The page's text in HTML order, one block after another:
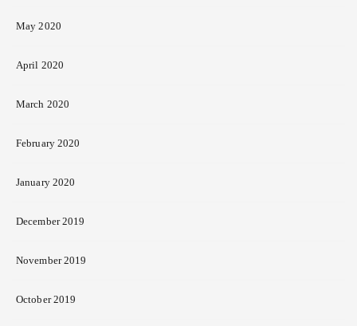
May 2020
April 2020
March 2020
February 2020
January 2020
December 2019
November 2019
October 2019